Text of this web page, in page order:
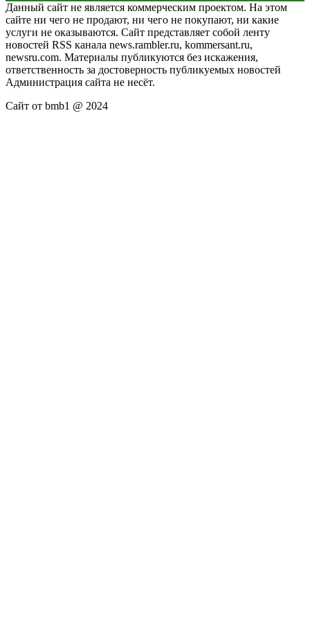
Данный сайт не является коммерческим проектом. На этом
сайте ни чего не продают, ни чего не покупают, ни какие
услуги не оказываются. Сайт представляет собой ленту
новостей RSS канала news.rambler.ru, kommersant.ru,
newsru.com. Материалы публикуются без искажения,
ответственность за достоверность публикуемых новостей
Администрация сайта не несёт.
Сайт от bmb1 @ 2024